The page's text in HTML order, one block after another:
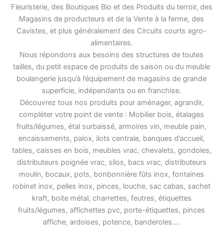
Fleuristerie, des Boutiques Bio et des Produits du terroir, des
Magasins de producteurs et de la Vente à la ferme, des
Cavistes, et plus généralement des Circuits courts agro-
alimentaires.
Nous répondons aux besoins des structures de toutes
tailles, du petit espace de produits de saison ou du meuble
boulangerie jusqu’à l’équipement de magasins de grande
superficie, indépendants ou en franchise.
Découvrez tous nos produits pour aménager, agrandir,
compléter votre point de vente : Mobilier bois, étalages
fruits/légumes, étal surbaissé, armoires vin, meuble pain,
encaissements, palox, ilots centrale, banques d’accueil,
tables, caisses en bois, meubles vrac, chevalets, gondoles,
distributeurs poignée vrac, silos, bacs vrac, distributeurs
moulin, bocaux, pots, bonbonnière fûts inox, fontaines
robinet inox, pelles inox, pinces, louche, sac cabas, sachet
kraft, boite métal, charrettes, feutres, étiquettes
fruits/légumes, affichettes pvc, porte-étiquettes, pinces
affiche, ardoises, potence, banderoles….